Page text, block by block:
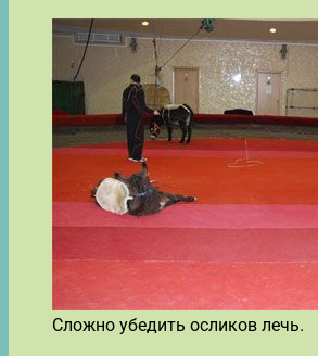
Сложно убедить осликов лечь.